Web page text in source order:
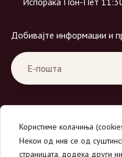
Добивајте информации и
Користиме колачиња
Некои од нив се од
страницата, додека други